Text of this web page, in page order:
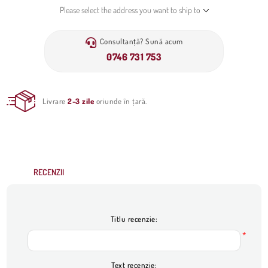
Please select the address you want to ship to
Consultanță? Sună acum
0746 731 753
Livrare2-3 zile oriunde în țară.
RECENZII
Titlu recenzie:
*
Text recenzie: